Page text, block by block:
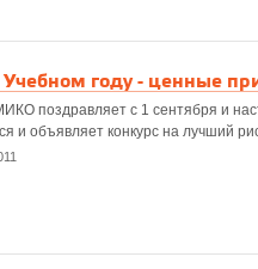
году - ценные
поздравляет с 1 сентября и
и объявляет конкурс на лучший